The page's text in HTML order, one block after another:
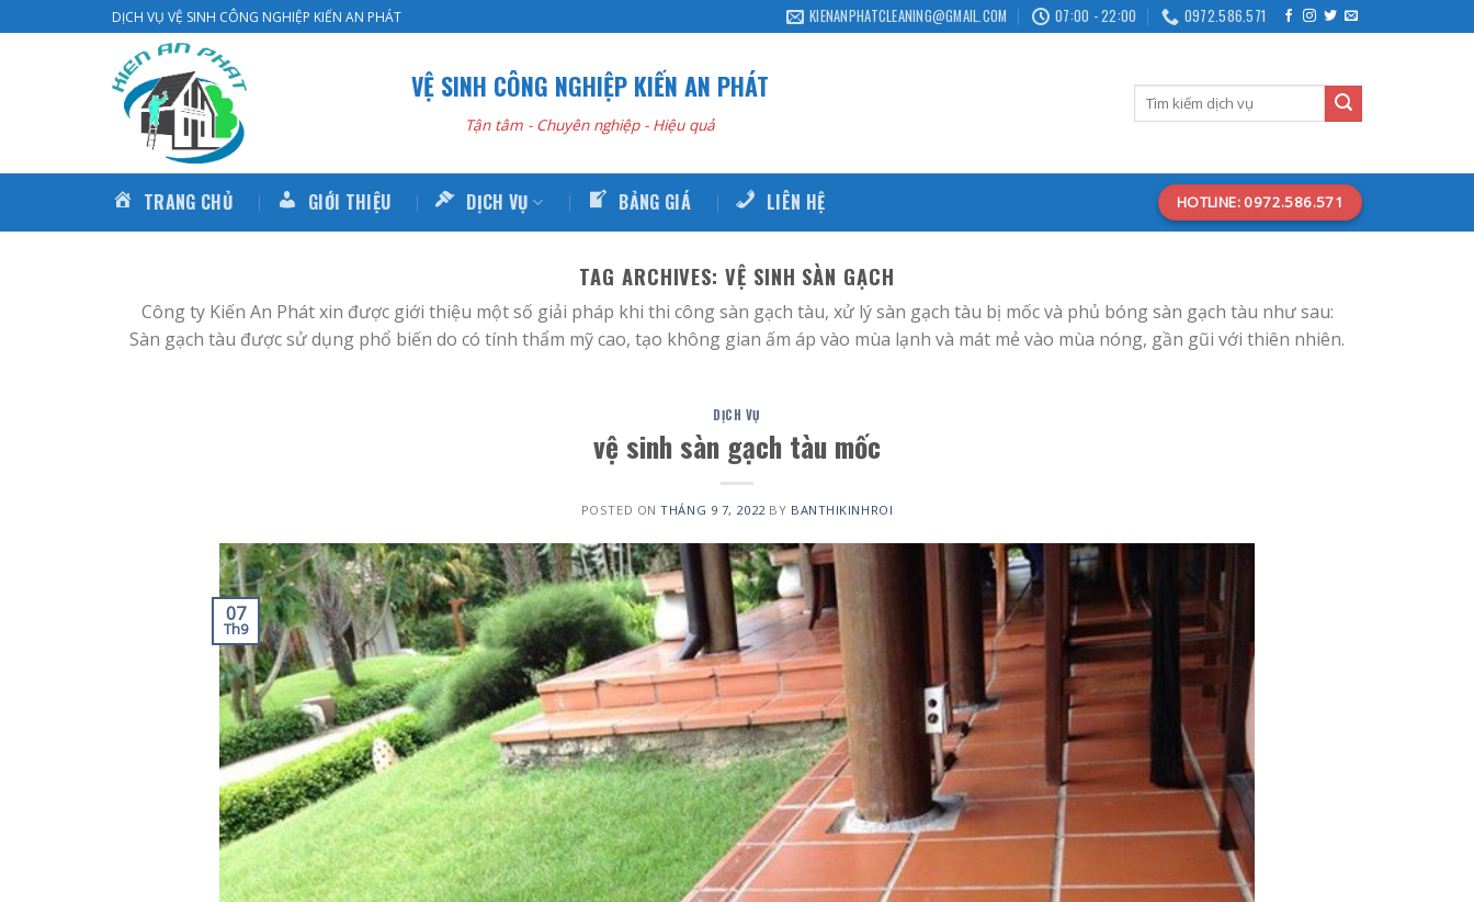
to
DỊCH VỤ VỆ SINH CÔNG NGHIỆP KIẾN AN PHÁT KIENANPHATCLEANING@GMAIL.COM 07:00 - 22:00 0972.586.571
VỆ SINH CÔNG NGHIỆP KIẾN AN PHÁT
Tận tâm - Chuyên nghiệp - Hiệu quả
TRANG CHỦ GIỚI THIỆU DỊCH VỤ BẢNG GIÁ LIÊN HỆ HOTLINE: 0972.586.571
TAG ARCHIVES:VỆ SINH SÀN GẠCH
Công ty Kiến An Phát xin được giới thiệu một số giải pháp khi thi công sàn gạch tàu, xử lý sàn gạch tàu bị mốc và phủ bóng sàn gạch tàu như sau:
Sàn gạch tàu được sử dụng phổ biến do có tính thẩm mỹ cao, tạo không gian ấm áp vào mùa lạnh và mát mẻ vào mùa nóng, gần gũi với thiên nhiên.
DỊCH VỤ
vệ sinh sàn gạch tàu mốc
POSTED ONTHÁNG 9 7, 2022 BY BANTHIKINHROI
07
Th9